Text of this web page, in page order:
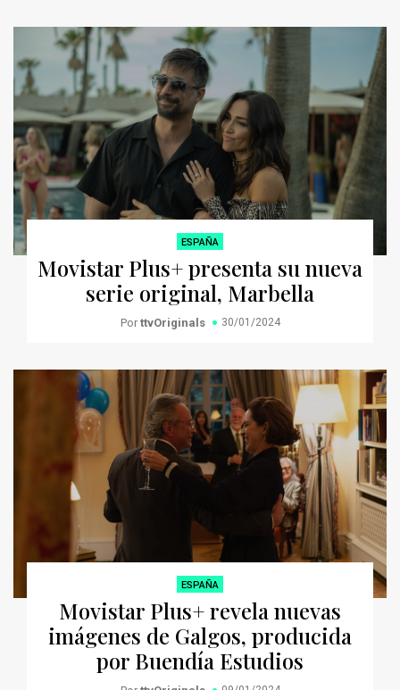
ESPAÑA
Movistar Plus+ presenta su nueva
serie original, Marbella
Por ttvOriginals 30/01/2024
ESPAÑA
Movistar Plus+ revela nuevas
imágenes de Galgos, producida
por Buendía Estudios